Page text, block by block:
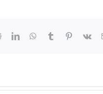
RedditLinkedInWhatsApp
TumblrPinterest
Vk